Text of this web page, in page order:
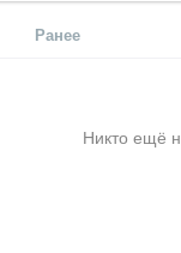
Ранее
Никто ещё